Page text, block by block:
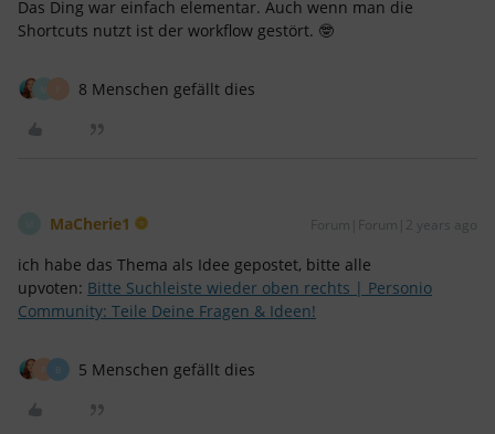
Das Ding war einfach elementar. Auch wenn man die
Shortcuts nutzt ist der workflow gestört. 🤓
8 Menschen gefällt dies
MaCherie1 Forum|Forum|2 years ago
ich habe das Thema als Idee gepostet, bitte alle
upvoten: Bitte Suchleiste wieder oben rechts | Personio
Community: Teile Deine Fragen & Ideen!
5 Menschen gefällt dies